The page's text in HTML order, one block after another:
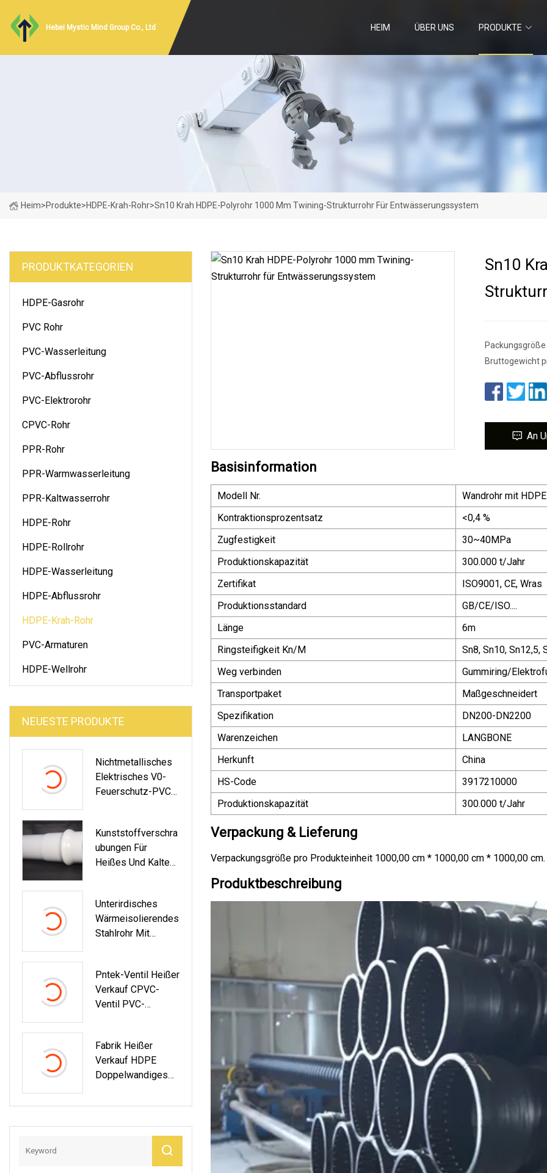
Hebei Mystic Mind Group Co., Ltd HEIM ÜBER UNS PRODUKTE
Heim>Produkte>HDPE-Krah-Rohr>Sn10 Krah HDPE-Polyrohr 1000 Mm Twining-Strukturrohr Für Entwässerungssystem
PRODUKTKATEGORIEN
HDPE-Gasrohr
PVC Rohr
PVC-Wasserleitung
PVC-Abflussrohr
PVC-Elektrorohr
CPVC-Rohr
PPR-Rohr
PPR-Warmwasserleitung
PPR-Kaltwasserrohr
HDPE-Rohr
HDPE-Rollrohr
HDPE-Wasserleitung
HDPE-Abflussrohr
HDPE-Krah-Rohr
PVC-Armaturen
HDPE-Wellrohr
NEUESTE PRODUKTE
Nichtmetallisches
Elektrisches V0-
Feuerschutz-PVC-
Verdrahtungskabel
Kunststoffverschra
Ubungen Für
Heißes Und Kaltes
Rohrverschraubung
En Aus
Kunststoff/CPVC/
Unterirdisches
Wärmeisolierendes
Stahlrohr Mit
Für Kaltwasser-
Gasöl-Projekt
Pntek-Ventil Heißer
Verkauf CPVC-
Ventil PVC-
Verbindung PVC-
Kugelventilrohr
PVC-Ventil
Steuerventil
Fabrik Heißer
Verkauf HDPE
Doppelwandiges
Abflussrohr Auf
Sn10
Bruttogewicht
An
Basisinformation
Modell Nr.
Wandrohr mit
Kontraktionsprozentsatz
<0,4 %
Zugfestigkeit
30~40MPa
Produktionskapazität
300.000 t/Jahr
Zertifikat
ISO9001, CE, Wras
Produktionsstandard
GB/CE/ISO....
Länge
6m
Ringsteifigkeit Kn/M
Sn8, Sn10, Sn12,5,
Weg verbinden
Gummiring/
Transportpaket
Maßgeschneidert
Spezifikation
DN200-DN2200
Warenzeichen
LANGBONE
Herkunft
China
HS-Code
3917210000
Produktionskapazität
300.000 t/Jahr
Verpackung & Lieferung
Verpackungsgröße pro Produkteinheit 1000,00 cm * 1000,00 cm * 1000,00
Produktbeschreibung